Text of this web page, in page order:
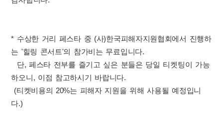
* 수상한 거리 페스타 중 (사)한국피해자지원협회에서 진행하
는 '힐링 콘서트'의 참가비는 무료입니다.
단, 페스타 전부를 즐기고 싶은 분들은 당일 티켓팅이 가능
하오니, 이점 참고하시기 바랍니다.
(티켓비용의 20%는 피해자 지원을 위해 사용될 예정입니
다.)